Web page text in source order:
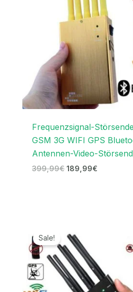
Frequenzsignal-
GSM 3G WIFI GPS
Antennen-Video-
399,99€ 189,99€
Sale!
Preis
war:
499,99€
279,99€.